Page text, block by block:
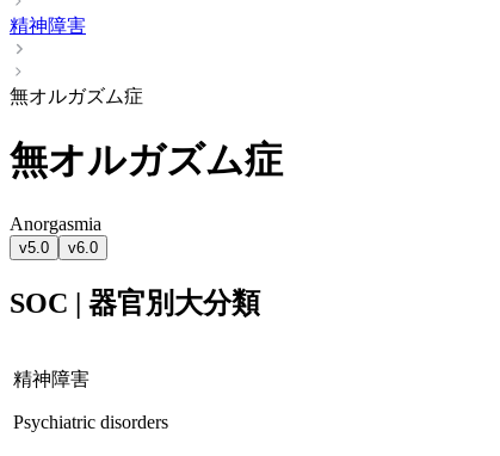
精神障害
無オルガズム症
無オルガズム症
Anorgasmia
v5.0 v6.0
SOC | 器官別大分類
精神障害
Psychiatric disorders